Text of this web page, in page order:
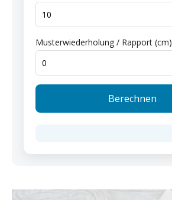
Musterwiederholung / Rapport (cm)
Berechnen